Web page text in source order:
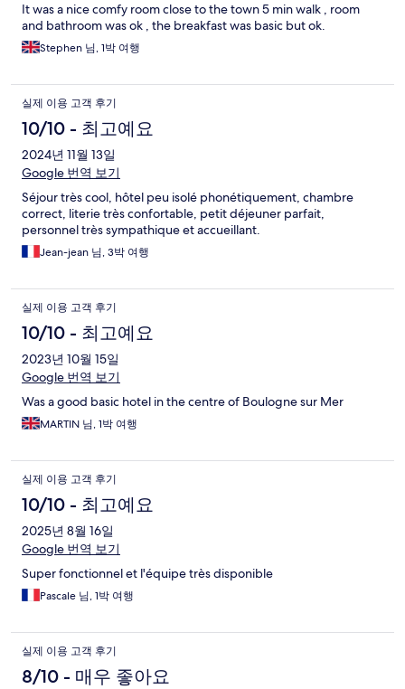
It was a nice comfy room close to the town 5 min walk , room
and bathroom was ok , the breakfast was basic but ok.
Stephen 님, 1박 여행
실제 이용 고객 후기
10/10 - 최고예요
2024년 11월 13일
Google 번역 보기
Séjour très cool, hôtel peu isolé phonétiquement, chambre
correct, literie très confortable, petit déjeuner parfait,
personnel très sympathique et accueillant.
Jean-jean 님, 3박 여행
실제 이용 고객 후기
10/10 - 최고예요
2023년 10월 15일
Google 번역 보기
Was a good basic hotel in the centre of Boulogne sur Mer
MARTIN 님, 1박 여행
실제 이용 고객 후기
10/10 - 최고예요
2025년 8월 16일
Google 번역 보기
Super fonctionnel et l'équipe très disponible
Pascale 님, 1박 여행
실제 이용 고객 후기
8/10 - 매우 좋아요